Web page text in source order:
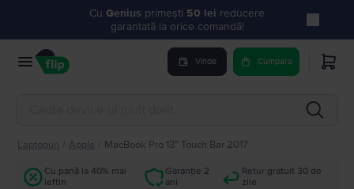
Cu Genius primești 50 lei reducere
garantată la orice comandă!
Vinde Cumpara
Laptopuri Apple MacBook Pro 13″ Touch Bar 2017
Cu până la 40% mai
ieftin
Garanție 2
ani
Retur gratuit 30 de
zile